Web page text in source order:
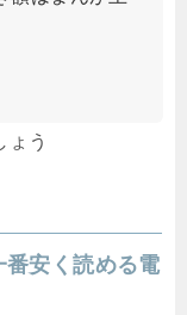
ょう
安く読める電